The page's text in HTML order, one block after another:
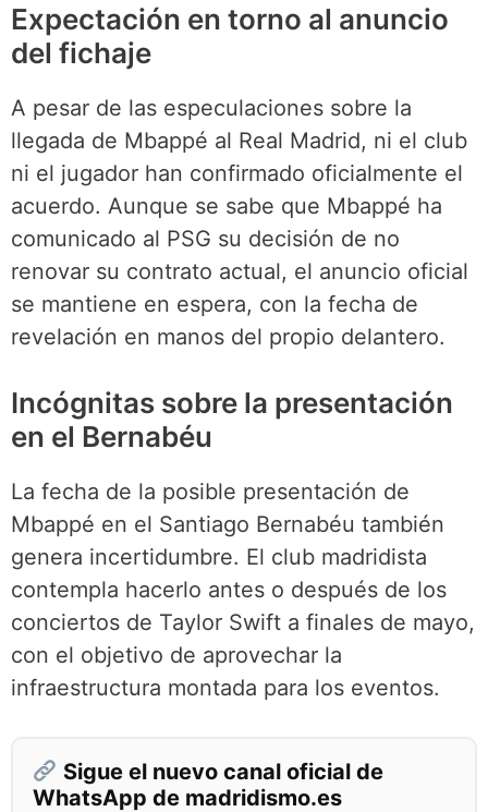
Expectación en torno al anuncio
del fichaje
A pesar de las especulaciones sobre la
llegada de Mbappé al Real Madrid, ni el club
ni el jugador han confirmado oficialmente el
acuerdo. Aunque se sabe que Mbappé ha
comunicado al PSG su decisión de no
renovar su contrato actual, el anuncio oficial
se mantiene en espera, con la fecha de
revelación en manos del propio delantero.
Incógnitas sobre la presentación
en el Bernabéu
La fecha de la posible presentación de
Mbappé en el Santiago Bernabéu también
genera incertidumbre. El club madridista
contempla hacerlo antes o después de los
conciertos de Taylor Swift a finales de mayo,
con el objetivo de aprovechar la
infraestructura montada para los eventos.
Sigue el nuevo canal oficial de
WhatsApp de madridismo.es